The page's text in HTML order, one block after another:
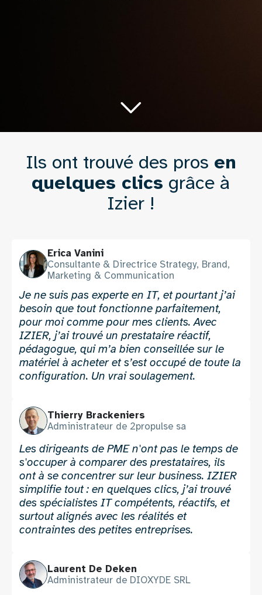
Texte
Ils ont trouvé des pros en
quelques clics grâce à
Izier !
Photo
1
Nom
1
Erica Vanini
Fonction
1
Consultante & Directrice Strategy, Brand,
Marketing & Communication
Témoignage
1
Je ne suis pas experte en IT, et pourtant j’ai
besoin que tout fonctionne parfaitement,
pour moi comme pour mes clients. Avec
IZIER, j’ai trouvé un prestataire réactif,
pédagogue, qui m’a bien conseillée sur le
matériel à acheter et s’est occupé de toute la
configuration. Un vrai soulagement.
Photo
2
Nom
2
Thierry Brackeniers
Fonction
Administrateur de 2propulse sa
Témoignage
2
Les dirigeants de PME n'ont pas le temps de
s'occuper à comparer des prestataires, ils
ont à se concentrer sur leur business. IZIER
simplifie tout : en quelques clics, j’ai trouvé
des spécialistes IT compétents, réactifs, et
surtout alignés avec les réalités et
contraintes des petites entreprises.
Photo
3
Nom
3
Laurent De Deken
Fonction
Administrateur de DIOXYDE SRL